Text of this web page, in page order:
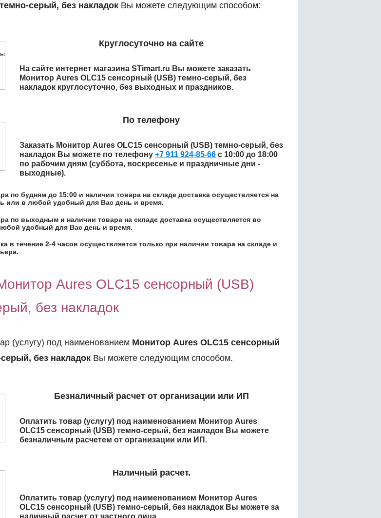
серый, без накладокВы можете следующим способом:
Круглосуточно на сайте
На сайте интернет магазина STimart.ru Вы можете заказать
Монитор Aures OLC15 сенсорный (USB) темно-серый, без
накладок круглосуточно, без выходных и праздников.
По телефону
Заказать Монитор Aures OLC15 сенсорный (USB) темно-серый, без
накладок Вы можете по телефону +7 911 924-85-66 с 10:00 до 18:00
по рабочим дням (суббота, воскресенье и праздничные дни -
выходные).
по будням до 15:00 и наличии товара на складе доставка осуществляется на
или в любой удобный для Вас день и время.
по выходным и наличии товара на складе доставка осуществляется во
удобный для Вас день и время.
в течение 2-4 часов осуществляется только при наличии товара на складе и
Aures OLC15 сенсорный (USB)
без накладок
(услугу) под наименованием Монитор Aures OLC15 сенсорный
без накладок Вы можете следующим способом.
Безналичный расчет от организации или ИП
Оплатить товар (услугу) под наименованием Монитор Aures
OLC15 сенсорный (USB) темно-серый, без накладок Вы можете
безналичным расчетем от организации или ИП.
Наличный расчет.
Оплатить товар (услугу) под наименованием Монитор Aures
OLC15 сенсорный (USB) темно-серый, без накладок Вы можете за
наличный расчет от частного лица.